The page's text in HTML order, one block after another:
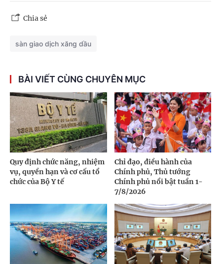
Chia sẻ
sàn giao dịch xăng dầu
BÀI VIẾT CÙNG CHUYÊN MỤC
Quy định chức năng, nhiệm
vụ, quyền hạn và cơ cấu tổ
chức của Bộ Y tế
Chỉ đạo, điều hành của
Chính phủ, Thủ tướng
Chính phủ nổi bật tuần 1-
7/8/2026